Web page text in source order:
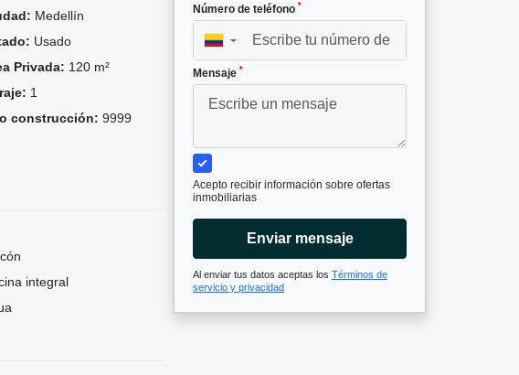
Medellín
Usado
Privada: 120 m²
1
construcción: 9999
integral
Número de teléfono *
▼
Mensaje *
Acepto recibir información sobre ofertas
inmobiliarias
Enviar mensaje
Al enviar tus datos aceptas los Términos de
servicio y privacidad